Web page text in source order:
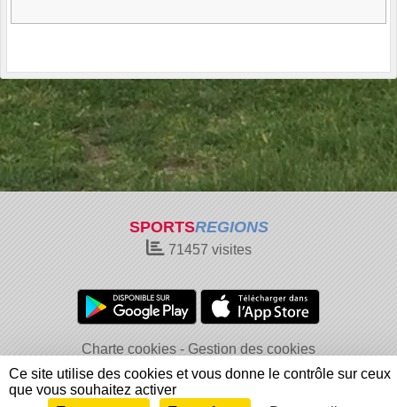
SPORTSREGIONS
71457 visites
Charte cookies
Gestion des cookies
Informations légales
Signaler un contenu inapproprié
Ce site utilise des cookies et vous donne le contrôle sur ceux
que vous souhaitez activer